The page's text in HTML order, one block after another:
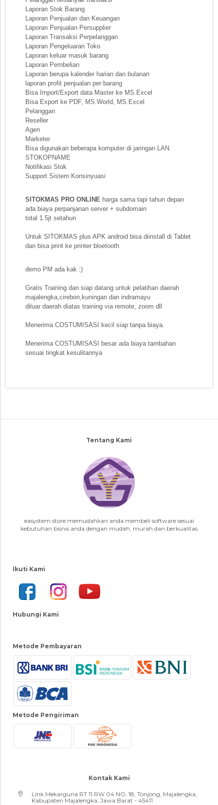
Laporan Stok Barang
Laporan Penjualan dan Keuangan
Laporan Penjualan Persupplier
Laporan Transaksi Perpelanggan
Laporan Pengeluaran Toko
Laporan keluar masuk barang
Laporan Pembelian
Laporan berupa kalender harian dan bulanan
laporan profit penjualan per barang
Bisa Import/Export data Master ke MS.Excel
Bisa Export ke PDF, MS.World, MS.Excel
Pelanggan
Reseller
Agen
Marketer
Bisa digunakan beberapa komputer di jaringan LAN
STOKOPNAME
Notifikasi Stok
Support Sistem Konsinyuasi
SITOKMAS PRO ONLINE harga sama tapi tahun depan
ada biaya perpanjanan server + subdomain
total 1.5jt setahun
Untuk SITOKMAS plus APK android bisa diinstall di Tablet
dan bisa print ke printer bloetooth
demo PM ada kak :)
Gratis Training dan siap datang untuk pelatihan daerah
majalengka,cirebon,kuningan dan indramayu
diluar daerah diatas training via remote, zoom dll
Menerima COSTUMISASI kecil siap tanpa biaya.
Menerima COSTUMISASI besar ada biaya tambahan
sesuai tingkat kesulitannya
Tentang Kami
easystem store memudahkan anda membeli software sesuai
kebutuhan bisnis anda dengan mudah, murah dan berkualitas
Ikuti Kami
Hubungi Kami
Metode Pembayaran
Metode Pengiriman
Kontak Kami
Link Mekarguna RT 11 RW 04 NO, 18, Tonjong, Majalengka,
Kabupaten Majalengka, Jawa Barat - 45411